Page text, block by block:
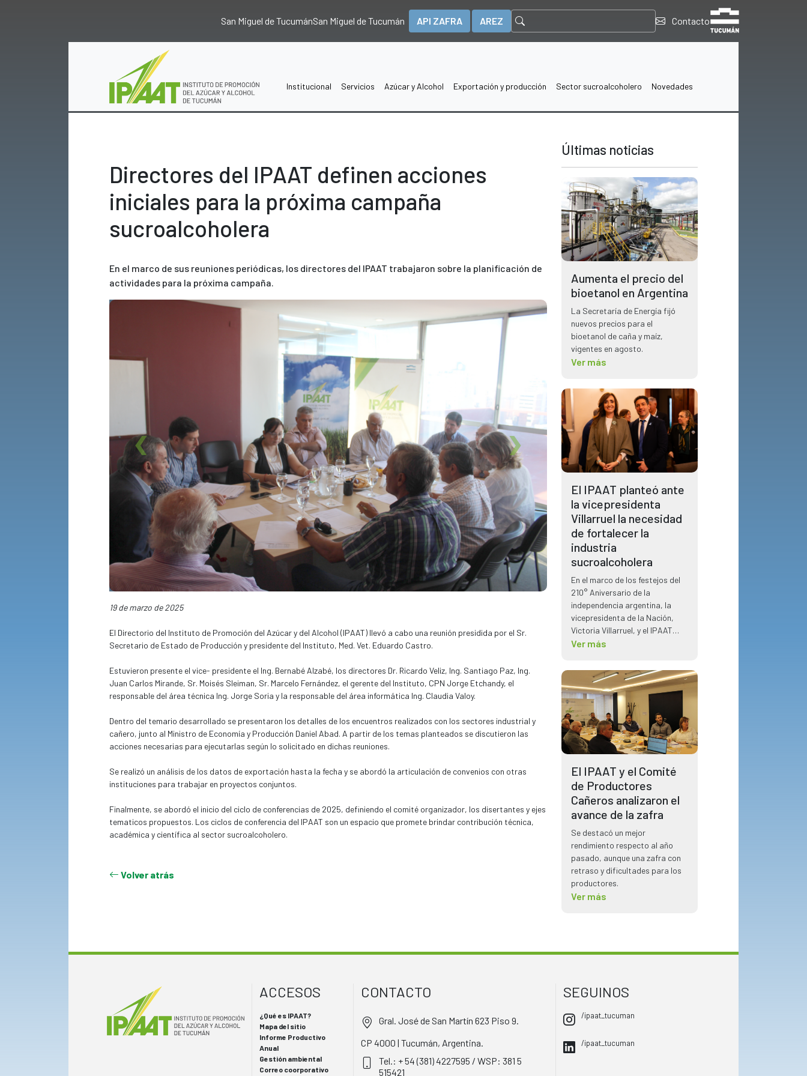
San Miguel de TucumánSan Miguel de Tucumán API ZAFRA AREZ Contacto
Institucional Servicios Azúcar y Alcohol Exportación y producción Sector sucroalcoholero Novedades
Directores del IPAAT definen acciones
iniciales para la próxima campaña
sucroalcoholera
En el marco de sus reuniones periódicas, los directores del IPAAT trabajaron sobre la planificación de
actividades para la próxima campaña.
Previous Next
19 de marzo de 2025
El Directorio del Instituto de Promoción del Azúcar y del Alcohol (IPAAT) llevó a cabo una reunión presidida por el Sr.
Secretario de Estado de Producción y presidente del Instituto, Med. Vet. Eduardo Castro.
Estuvieron presente el vice- presidente el Ing. Bernabé Alzabé, los directores Dr. Ricardo Veliz, Ing. Santiago Paz, Ing.
Juan Carlos Mirande, Sr. Moisés Sleiman, Sr. Marcelo Fernández, el gerente del Instituto, CPN Jorge Etchandy, el
responsable del área técnica Ing. Jorge Soria y la responsable del área informática Ing. Claudia Valoy.
Dentro del temario desarrollado se presentaron los detalles de los encuentros realizados con los sectores industrial y
cañero, junto al Ministro de Economía y Producción Daniel Abad. A partir de los temas planteados se discutieron las
acciones necesarias para ejecutarlas según lo solicitado en dichas reuniones.
Se realizó un análisis de los datos de exportación hasta la fecha y se abordó la articulación de convenios con otras
instituciones para trabajar en proyectos conjuntos.
Finalmente, se abordó el inicio del ciclo de conferencias de 2025, definiendo el comité organizador, los disertantes y ejes
tematicos propuestos. Los ciclos de conferencia del IPAAT son un espacio que promete brindar contribución técnica,
académica y científica al sector sucroalcoholero.
Volver atrás
Últimas noticias
Aumenta el precio del
bioetanol en Argentina
La Secretaría de Energía fijó
nuevos precios para el
bioetanol de caña y maíz,
vigentes en agosto.
Ver más
El IPAAT planteó ante
la vicepresidenta
Villarruel la necesidad
de fortalecer la
industria
sucroalcoholera
En el marco de los festejos del
210° Aniversario de la
independencia argentina, la
vicepresidenta de la Nación,
Victoria Villarruel, y el IPAAT
tuvo la oportunidad de reunirse
el sector sucroalcoholero.
Ver más
El IPAAT y el Comité
de Productores
Cañeros analizaron el
avance de la zafra
Se destacó un mejor
rendimiento respecto al año
pasado, aunque una zafra con
retraso y dificultades para los
productores.
Ver más
ACCESOS
¿Qué es IPAAT?
Mapa del sitio
Informe Productivo
Anual
Gestión ambiental
Correo coorporativo
CONTACTO
Gral. José de San Martín 623 Piso 9.
CP 4000 | Tucumán, Argentina.
Tel.: + 54 (381) 4227595 / WSP: 381 5
515421
SEGUINOS
/ipaat_tucuman
/ipaat_tucuman